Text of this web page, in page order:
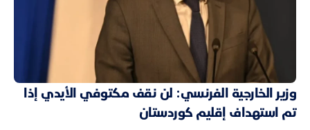
وزير الخارجية الفرنسي: لن نقف مكتوفي الأيدي إذا
تم استهداف إقليم كوردستان